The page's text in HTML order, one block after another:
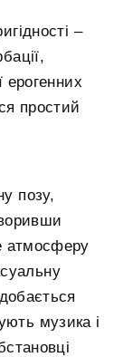
–
ерогенних
простий
позу,
атмосферу
музика і